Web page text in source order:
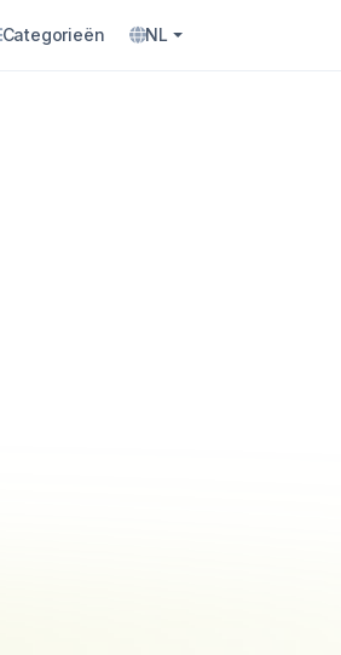
Categorieën NL